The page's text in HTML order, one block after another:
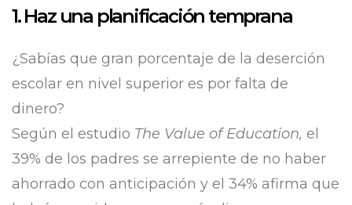
1. Haz una planificación temprana
¿Sabías que gran porcentaje de la deserción
escolar en nivel superior es por falta de
dinero?
Según el estudio The Value of Education, el
39% de los padres se arrepiente de no haber
ahorrado con anticipación y el 34% afirma que